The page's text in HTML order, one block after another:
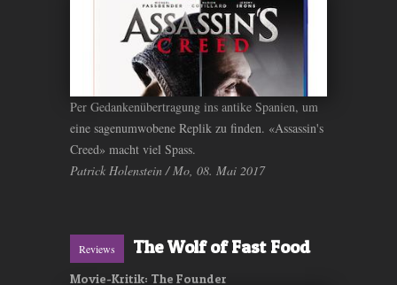
Per Gedankenübertragung ins antike Spanien, um
eine sagenumwobene Replik zu finden. «Assassin's
Creed» macht viel Spass.
Patrick Holenstein / Mo, 08. Mai 2017
Reviews The Wolf of Fast Food
Movie-Kritik: The Founder